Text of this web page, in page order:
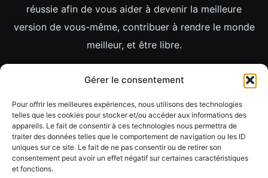
Gérer le consentement
Pour offrir les meilleures expériences, nous utilisons des technologies
telles que les cookies pour stocker et/ou accéder aux informations des
appareils. Le fait de consentir à ces technologies nous permettra de
traiter des données telles que le comportement de navigation ou les ID
uniques sur ce site. Le fait de ne pas consentir ou de retirer son
consentement peut avoir un effet négatif sur certaines caractéristiques
et fonctions.
réussie afin de vous aider à devenir la meilleure
version de vous-même, contribuer à rendre le monde
meilleur, et être libre.
LIFESTYLE
MINDSET
IMAGES